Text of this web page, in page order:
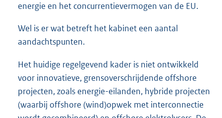
energie en het concurrentievermogen van de EU.
Wel is er wat betreft het kabinet een aantal
aandachtspunten.
Het huidige regelgevend kader is niet ontwikkeld
voor innovatieve, grensoverschrijdende offshore
projecten, zoals energie-eilanden, hybride projecten
(waarbij offshore (wind)opwek met interconnectie